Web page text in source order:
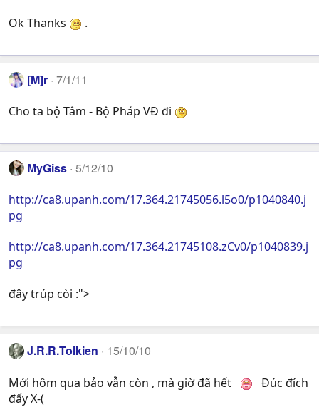
Ok Thanks .
[M]r 7/1/11
Cho ta bộ Tâm - Bộ Pháp VĐ đi
MyGiss 5/12/10
http://ca8.upanh.com/17.364.21745056.l5o0/p1040840.j
pg
http://ca8.upanh.com/17.364.21745108.zCv0/p1040839.j
pg
đây trúp còi :">
J.R.R.Tolkien 15/10/10
Mới hôm qua bảo vẫn còn , mà giờ đã hết
Đúc đích
đấy X-(